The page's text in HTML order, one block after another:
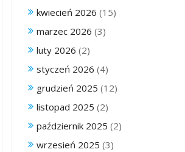
kwiecień 2026 (15)
marzec 2026 (3)
luty 2026 (2)
styczeń 2026 (4)
grudzień 2025 (12)
listopad 2025 (2)
październik 2025 (2)
wrzesień 2025 (3)